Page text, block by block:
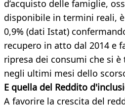
d’acquisto delle famiglie,
disponibile in termini reali,
0,9% (dati Istat)
recupero in atto dal 2014 e
ripresa dei consumi che si
negli ultimi mesi dello
E quella del Reddito
A favorire la crescita del